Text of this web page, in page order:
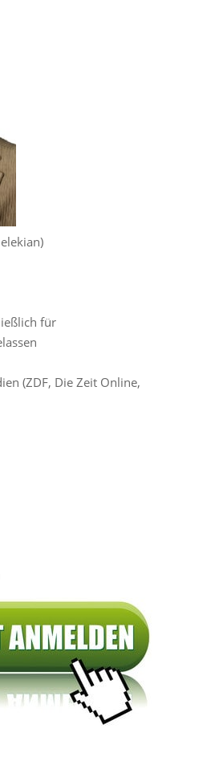
für
(ZDF, Die Zeit Online,